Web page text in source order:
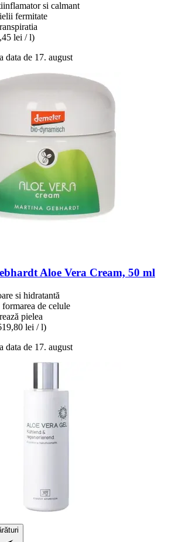
si calmant
fermitate
lei / l)
data de 17. august
Aloe Vera Cream, 50 ml
si hidratantă
de celule
pielea
lei / l)
data de 17. august